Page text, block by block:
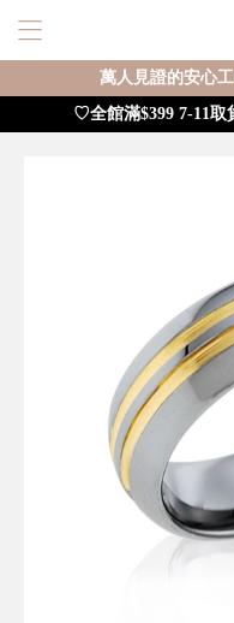
萬人見證的安心
♡全館滿$399 7-11取